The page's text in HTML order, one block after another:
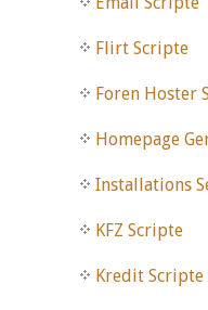
Flirt Scripte
Foren Hoster
Homepage
Installations
KFZ Scripte
Kredit Scripte